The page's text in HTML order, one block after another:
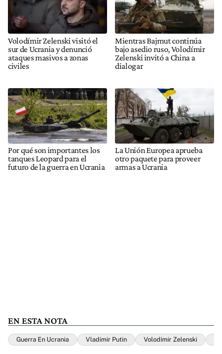
Volodímir Zelenski visitó el
sur de Ucrania y denunció
ataques masivos a zonas
civiles
Mientras Bajmut continúa
bajo asedio ruso, Volodímir
Zelenski invitó a China a
dialogar
Por qué son importantes los
tanques Leopard para el
futuro de la guerra en Ucrania
La Unión Europea aprueba
otro paquete para proveer
armas a Ucrania
EN ESTA NOTA
Guerra En Ucrania Vladimir Putin Volodímir Zelenski